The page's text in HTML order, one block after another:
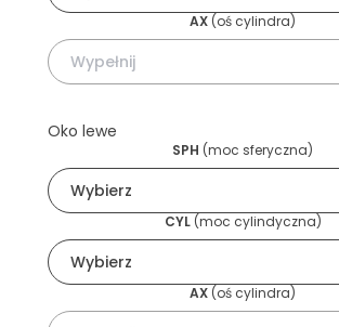
AX (oś cylindra)
Oko lewe
SPH (moc sferyczna)
CYL(moc cylindyczna)
AX (oś cylindra)